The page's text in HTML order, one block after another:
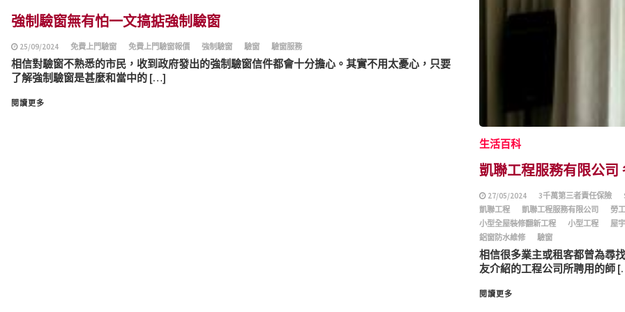
強制驗窗無有怕一文搞掂強制驗窗
25/09/2024 免費上門驗窗 免費上門驗窗報價 強制驗窗 驗窗 驗窗服務
相信對驗窗不熟悉的市民，收到政府發出的強制驗窗信件都會十分擔心。其實不用太憂心，只要
了解強制驗窗是甚麼和當中的 […]
閱讀更多
生活百科
凱聯工程服務有限公
27/05/2024 3千萬第三者責任保險
凱聯工程
凱聯工程服務有限公司
勞
小型全屋裝修翻新工程
小型工程
屋
鋁窗防水維修
驗窗
相信很多業主或租客都曾為尋
友介紹的工程公司所聘用的師
閱讀更多